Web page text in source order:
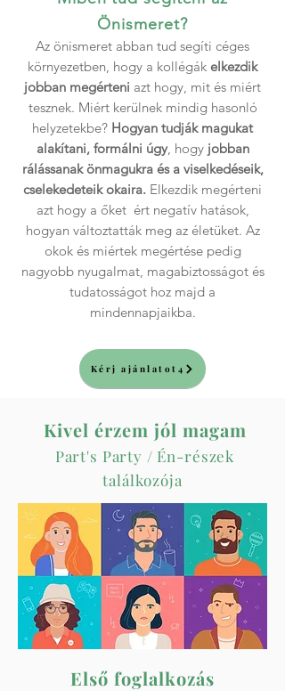
Önismeret?
Az önismeret abban tud segíti céges
környezetben, hogy a kollégák elkezdik
jobban megérteni azt hogy, mit és miért
tesznek. Miért kerülnek mindig hasonló
helyzetekbe? Hogyan tudják magukat
alakítani, formálni úgy, hogy jobban
rálássanak önmagukra és a viselkedéseik,
cselekedeteik okaira. Elkezdik megérteni
azt hogy a őket ért negatív hatások,
hogyan változtatták meg az életüket. Az
okok és miértek megértése pedig
nagyobb nyugalmat, magabiztosságot és
tudatosságot hoz majd a
mindennapjaikba.​​
Kérj ajánlatot4
Kivel érzem jól magam
Part's Party / Én-részek
találkozója
Első foglalkozás